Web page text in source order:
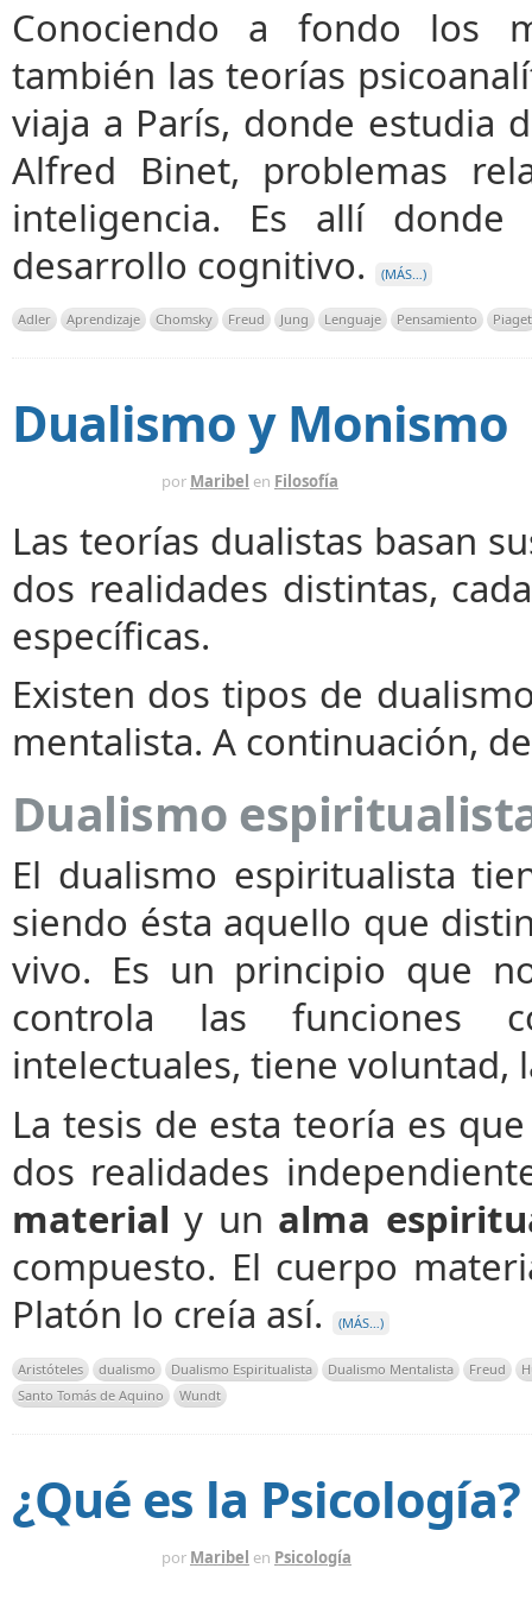
Conociendo a fondo los
también las teorías
viaja a París, donde estudia
Alfred Binet, problemas
inteligencia. Es allí
desarrollo cognitivo.
(MÁS…)
Adler Aprendizaje Chomsky Freud Jung Lenguaje Pensamiento Piaget
Dualismo y Monismo
por Maribel en Filosofía
Las teorías dualistas basan
dos realidades distintas,
específicas.
Existen dos tipos de
mentalista. A continuación,
Dualismo
El dualismo espiritualista
siendo ésta aquello que
vivo. Es un principio que
controla las funciones
intelectuales, tiene voluntad,
La tesis de esta teoría es
dos realidades
material y un alma
compuesto. El cuerpo
Platón lo creía así.
(MÁS…)
Aristóteles dualismo Dualismo Espiritualista Dualismo Mentalista Freud
Santo Tomás de Aquino
Wundt
¿Qué es la Psicología?
por Maribel en Psicología